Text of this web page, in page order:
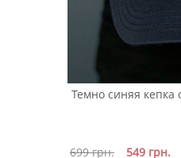
Темно синяя
699грн. 549 грн.